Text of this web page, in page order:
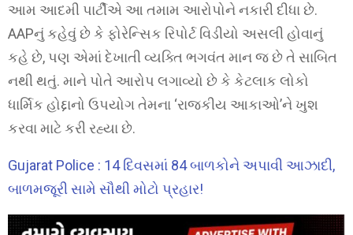
આમ આદમી પાર્ટીએ આ તમામ આરોપોને નકારી દીધા છે.
AAPનું કહેવું છે કે ફોરેન્સિક રિપોર્ટ વિડીયો અસલી હોવાનું
કહે છે, પણ એમાં દેખાતી વ્યક્તિ ભગવંત માન જ છે તે સાબિત
નથી થતું. માને પોતે આરોપ લગાવ્યો છે કે કેટલાક લોકો
ધાર્મિક હોદ્દાનો ઉપયોગ તેમના ‘રાજકીય આકાઓ’ને ખુશ
કરવા માટે કરી રહ્યા છે.
Gujarat Police : 14 દિવસમાં 84 બાળકોને અપાવી આઝાદી,
બાળમજૂરી સામે સૌથી મોટો પ્રહાર!